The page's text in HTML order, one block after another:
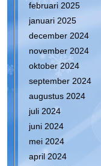
februari 2025
januari 2025
december 2024
november 2024
oktober 2024
september 2024
augustus 2024
juli 2024
juni 2024
mei 2024
april 2024